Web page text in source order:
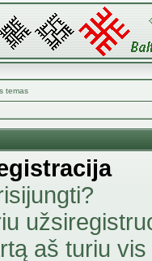
temas
aš turiu